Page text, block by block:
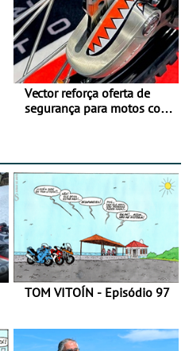
Vector reforça oferta de
segurança para motos com
TOM VITOÍN - Episódio 97